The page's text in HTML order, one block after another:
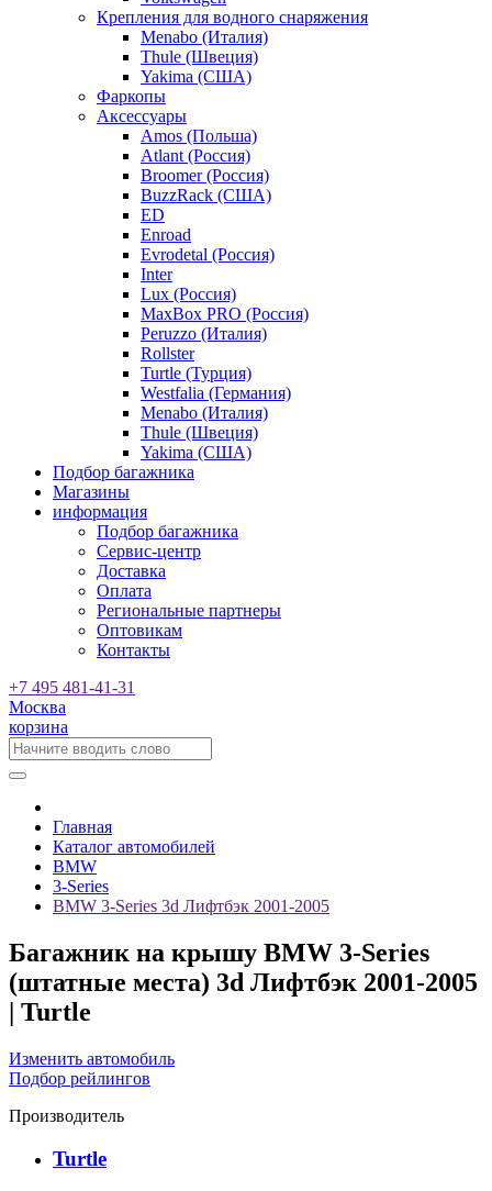
Крепления для водного снаряжения
Menabo (Италия)
Thule (Швеция)
Yakima (США)
Фаркопы
Аксессуары
Amos (Польша)
Atlant (Россия)
Broomer (Россия)
BuzzRack (США)
ED
Enroad
Evrodetal (Россия)
Inter
Lux (Россия)
MaxBox PRO (Россия)
Peruzzo (Италия)
Rollster
Turtle (Турция)
Westfalia (Германия)
Menabo (Италия)
Thule (Швеция)
Yakima (США)
Подбор багажника
Магазины
информация
Подбор багажника
Сервис-центр
Доставка
Оплата
Региональные партнеры
Оптовикам
Контакты
+7 495 481-41-31
Москва
корзина
Главная
Каталог автомобилей
BMW
3-Series
BMW 3-Series 3d Лифтбэк 2001-2005
Багажник на крышу BMW 3-Series
(штатные места) 3d Лифтбэк 2001-2005
| Turtle
Изменить автомобиль
Подбор рейлингов
Производитель
Turtle